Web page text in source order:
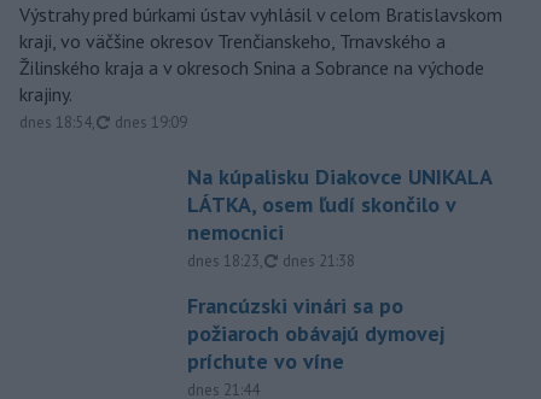
Výstrahy pred búrkami ústav vyhlásil v celom Bratislavskom
kraji, vo väčšine okresov Trenčianskeho, Trnavského a
Žilinského kraja a v okresoch Snina a Sobrance na východe
krajiny.
dnes 18:54, aktualizované
dnes 19:09
Na kúpalisku Diakovce UNIKALA
LÁTKA, osem ľudí skončilo v
nemocnici
dnes 18:23, aktualizované
dnes 21:38
Francúzski vinári sa po
požiaroch obávajú dymovej
príchute vo víne
dnes 21:44